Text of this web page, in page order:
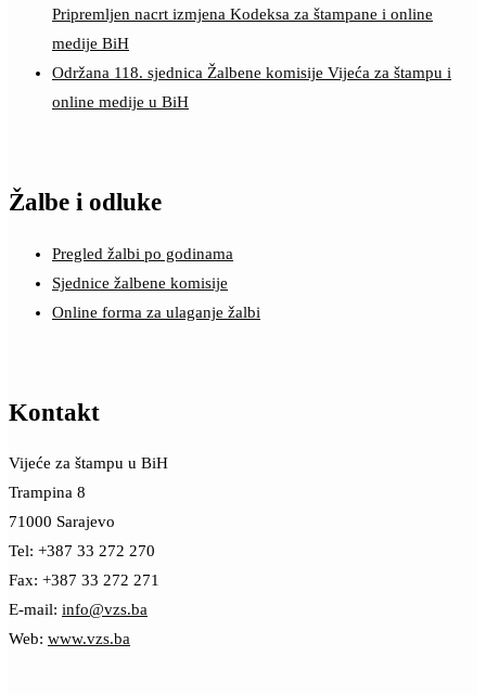
Pripremljen nacrt izmjena Kodeksa za štampane i online
medije BiH
Održana 118. sjednica Žalbene komisije Vijeća za štampu i
online medije u BiH
Žalbe i odluke
Pregled žalbi po godinama
Sjednice žalbene komisije
Online forma za ulaganje žalbi
Kontakt
Vijeće za štampu u BiH
Trampina 8
71000 Sarajevo
Tel: +387 33 272 270
Fax: +387 33 272 271
E-mail: info@vzs.ba
Web: www.vzs.ba